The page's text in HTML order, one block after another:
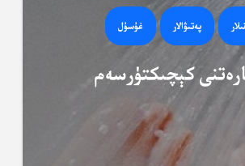
پەتىۋالار غۇسۇل
كېچىكتۈرسەم